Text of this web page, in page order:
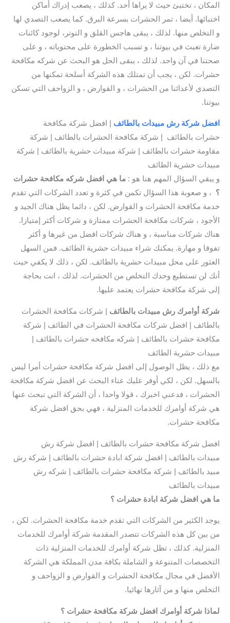
المكان ، تختبئ حيث لا يراها أحد. كذلك ، يصعب إدراك أماكن
اختبائها. أيضا ، تمر الحشرات بسرعة البرق. كما يصعب التصدي لها
و التخلص منها. لذلك ، يبقى هاجس القلق و التوتر، لوجود كائنات
ضارة تعبث في بيوتنا ، و تسبب الخطورة على محتوياته ، و على
صحتنا في آن واحد. لذلك ، يبقى الحل هو البحث عن شركه مكافحة
حشرات. لكن ، يجب أن تمتلك هذه الشركة أسلحة تمكنها من
التصدي لأعدائنا من الحشرات ، و القوارض ، و الزواحف التي تسكن
بيوتنا.
افضل شركة رش مبيدات بالطائف | افضل شركة مكافحة
حشرات بالطائف | شركة مكافحة الحشرات بالطائف | شركة
مقاومة حشرات بالطائف | شركة مبيدات حشرية بالطائف | شركة
مبيدات حشرية الطائف
و يبقي السؤال المهم هنا هو : ما هي افضل شركه مكافحة حشرات
؟ ، و صعوبة هذا السؤال تكمن في كثرة و تعدد الشركات التي تقدم
خدمة مكافحة الحشرات و القوارض. لكن ، دائما يظل هناك الجيد و
الأجود ، شركات مكافحة الحشرات ممتازة و شركات أكثر إمتيازا.
هناك شركات مناسبة ، و هناك شركات افضل من غيرها و أكثر
تفوقا و مهارة. يمكنك شراء مبيدات حشرية الطائف. فمن السهل
العثور على محل مبيدات حشرية بالطائف. لكن ، ذلك لا يكفي حيت
أنك لن تستطيع وحدك التخلص من الحشرات. لذلك ، انت بحاجة
إلى شركة مكافحة حشرات يعتمد عليها.
شركة أوامرك رش مبيدات بالطائف | شركات مكافحة الحشرات
بالطائف | افضل شركات مكافحة الحشرات في الطائف | شركة
مكافحة حشرات بالطائف | شركه مكافحه حشرات بالطائف |
مبيدات حشرية الطائف
مع ذلك ، يظل الوصول إلى افضل شركة مكافحة حشرات أمرا ليس
بالسهل. لكن ، لكي أوفر عليك عناء البحث عن افضل شركة مكافحة
الحشرات ، فدعني اخبرك ، قولا واحدا ، أن الشركة التي تبحث عنها
هي شركة أوامرك للخدمات المنزلية ، فهي بحق افضل شركة
مكافحة حشرات.
افضل شركة مكافحة حشرات بالطائف | افضل شركة رش
مبيدات بالطائف | افضل شركة ابادة حشرات بالطائف | شركة رش
مبيد بالطائف | شركة مكافحة حشرات بالطائف | شركه رش
مبيدات بالطائف
ما هي افضل شركة ابادة حشرات ؟
يوجد الكثير من الشركات التي تقدم خدمة مكافحة الحشرات. لكن ،
من بين كل هذه الشركات تتصدر المقدمة شركة أوامرك للخدمات
المنزلية. كذلك ، تظل شركة أوامرك للخدمات المنزلية ذات
التخصصات المتنوعة و الشاملة بكافة مدن المملكة هي الشركة
الأفضل في مجال مكافحة الحشرات و القوارض و الزواحف و
التخلص منها و من آثارها نهائيا.
لماذا شركة أوامرك افضل شركة مكافحة حشرات ؟